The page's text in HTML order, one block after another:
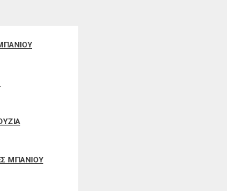
ΜΠΑΝIOΥ